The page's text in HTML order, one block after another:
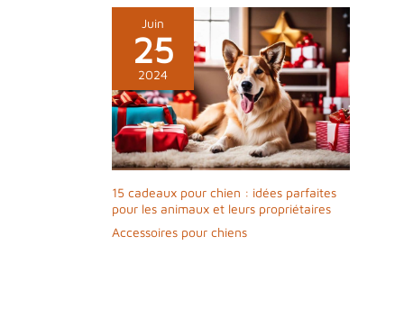
Juin
25
2024
15 cadeaux pour chien : idées parfaites
pour les animaux et leurs propriétaires
Accessoires pour chiens